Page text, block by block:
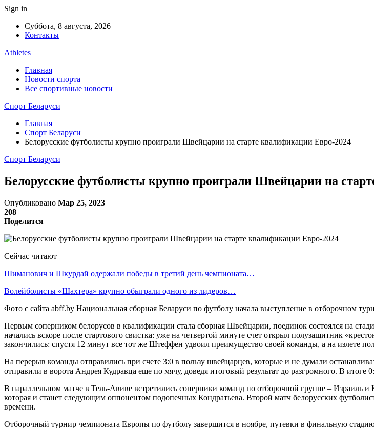
Sign in
Суббота, 8 августа, 2026
Контакты
Athletes
Главная
Новости спорта
Все спортивные новости
Спорт Беларуси
Главная
Спорт Беларуси
Белорусские футболисты крупно проиграли Швейцарии на старте квалификации Евро-2024
Спорт Беларуси
Белорусские футболисты крупно проиграли Швейцарии на
Опубликовано Мар 25, 2023
208
Поделится
Сейчас читают
Шиманович и Шкурдай одержали победы в третий день чемпионата…
Волейболисты «Шахтера» крупно обыграли одного из лидеров…
Фото с сайта abff.by Национальная сборная Беларуси по футболу начала выступление в отборочном
Первым соперником белорусов в квалификации стала сборная Швейцарии, поединок состоялся на
начались вскоре после стартового свистка: уже на четвертой минуте счет открыл полузащитник
закончились: спустя 12 минут все тот же Штеффен удвоил преимущество своей команды, а на излете
На перерыв команды отправились при счете 3:0 в пользу швейцарцев, которые и не думали
отправили в ворота Андрея Кудравца еще по мячу, доведя итоговый результат до разгромного. В
В параллельном матче в Тель-Авиве встретились соперники команд по отборочной группе – Израиль
которая и станет следующим оппонентом подопечных Кондратьева. Второй матч белорусских
времени.
Отборочный турнир чемпионата Европы по футболу завершится в ноябре, путевки в финальную